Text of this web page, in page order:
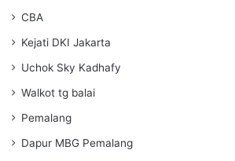
CBA
Kejati DKI Jakarta
Uchok Sky Kadhafy
Walkot tg balai
Pemalang
Dapur MBG Pemalang